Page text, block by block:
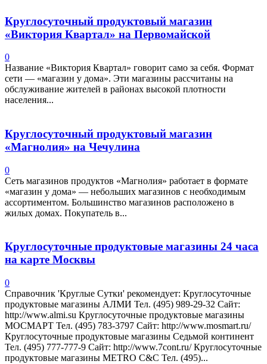
Круглосуточный продуктовый магазин
«Виктория Квартал» на Первомайской
0
Название «Виктория Квартал» говорит само за себя. Формат
сети — «магазин у дома». Эти магазины рассчитаны на
обслуживание жителей в районах высокой плотности
населения...
Круглосуточный продуктовый магазин
«Магнолия» на Чечулина
0
Сеть магазинов продуктов «Магнолия» работает в формате
«магазин у дома» — небольших магазинов с необходимым
ассортиментом. Большинство магазинов расположено в
жилых домах. Покупатель в...
Круглосуточные продуктовые магазины 24 часа
на карте Москвы
0
Справочник 'Круглые Сутки' рекомендует: Круглосуточные
продуктовые магазины АЛМИ Тел. (495) 989-29-32 Сайт:
http://www.almi.su Круглосуточные продуктовые магазины
МОСМАРТ Тел. (495) 783-3797 Сайт: http://www.mosmart.ru/
Круглосуточные продуктовые магазины Седьмой континент
Тел. (495) 777-777-9 Сайт: http://www.7cont.ru/ Круглосуточные
продуктовые магазины METRO C&C Тел. (495)...